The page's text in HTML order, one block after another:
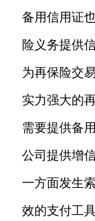
备用信用证
险义务提供
为再保险交
实力强大的
需要提供备
公司提供增
一方面发生
效的支付工具